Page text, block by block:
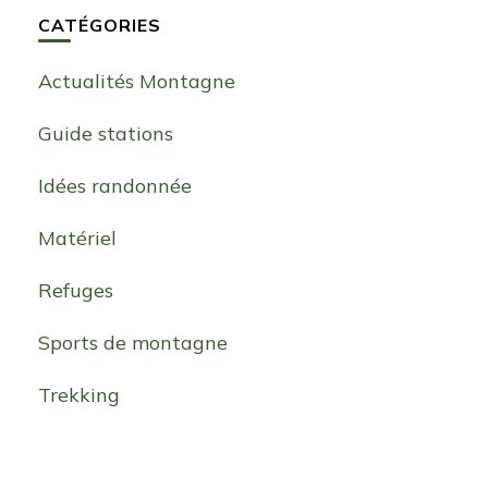
CATÉGORIES
Actualités Montagne
Guide stations
Idées randonnée
Matériel
Refuges
Sports de montagne
Trekking